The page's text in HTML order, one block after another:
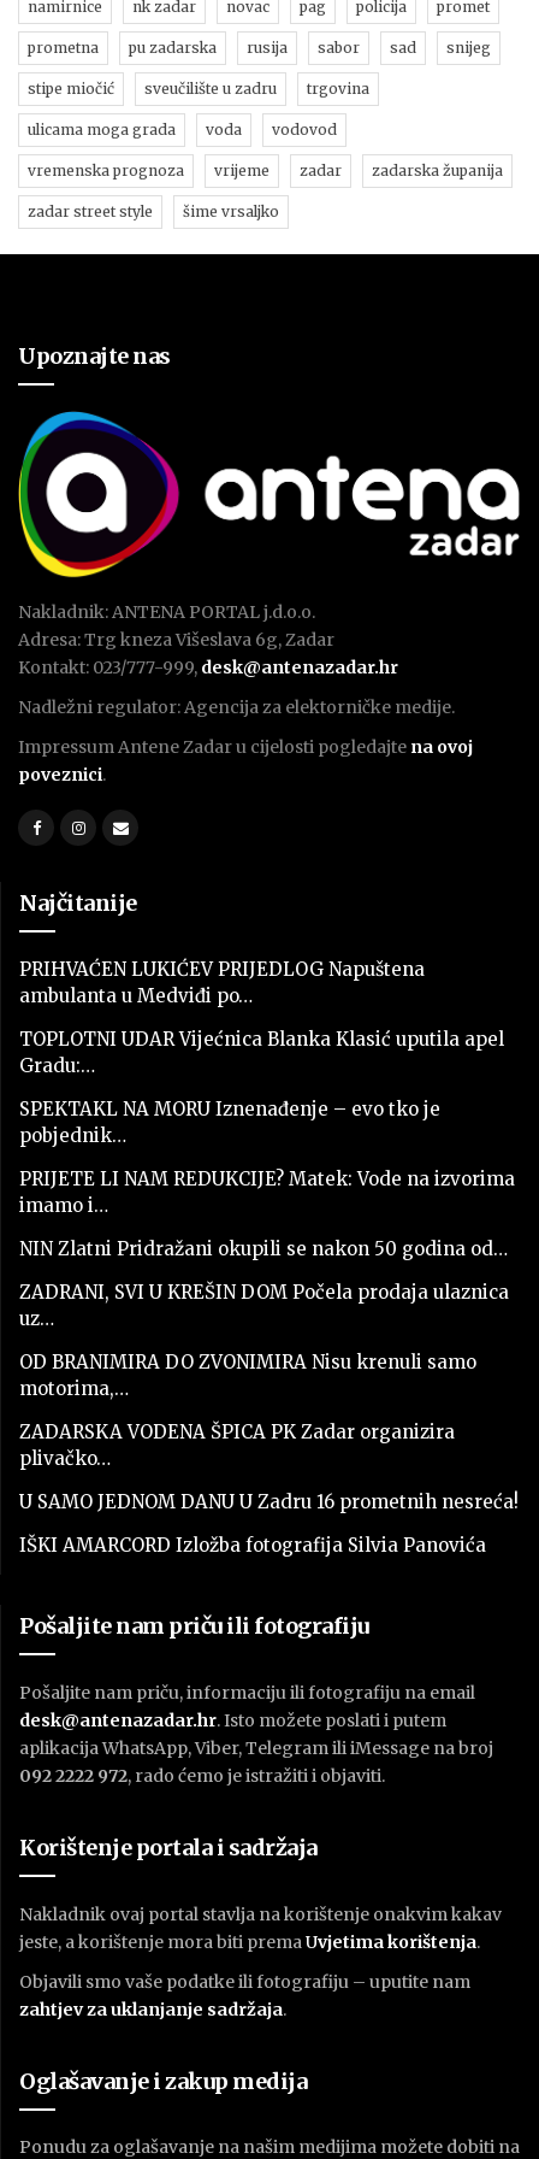
namirnice nk zadar novac pag policija promet
prometna pu zadarska rusija sabor sad snijeg
stipe miočić sveučilište u zadru trgovina
ulicama moga grada voda vodovod
vremenska prognoza vrijeme zadar zadarska županija
zadar street style šime vrsaljko
Upoznajte nas
Nakladnik: ANTENA PORTAL j.d.o.o.
Adresa: Trg kneza Višeslava 6g, Zadar
Kontakt: 023/777-999, desk@antenazadar.hr
Nadležni regulator: Agencija za elektorničke medije.
Impressum Antene Zadar u cijelosti pogledajte na ovoj
poveznici.
Najčitanije
PRIHVAĆEN LUKIĆEV PRIJEDLOG Napuštena
ambulanta u Medviđi po…
TOPLOTNI UDAR Vijećnica Blanka Klasić uputila apel
Gradu:…
SPEKTAKL NA MORU Iznenađenje – evo tko je
pobjednik…
PRIJETE LI NAM REDUKCIJE? Matek: Vode na izvorima
imamo i…
NIN Zlatni Pridražani okupili se nakon 50 godina od…
ZADRANI, SVI U KREŠIN DOM Počela prodaja ulaznica
uz…
OD BRANIMIRA DO ZVONIMIRA Nisu krenuli samo
motorima,…
ZADARSKA VODENA ŠPICA PK Zadar organizira
plivačko…
U SAMO JEDNOM DANU U Zadru 16 prometnih nesreća!
IŠKI AMARCORD Izložba fotografija Silvia Panovića
Pošaljite nam priču ili fotografiju
Pošaljite nam priču, informaciju ili fotografiju na email
desk@antenazadar.hr. Isto možete poslati i putem
aplikacija WhatsApp, Viber, Telegram ili iMessage na broj
092 2222 972, rado ćemo je istražiti i objaviti.
Korištenje portala i sadržaja
Nakladnik ovaj portal stavlja na korištenje onakvim kakav
jeste, a korištenje mora biti prema Uvjetima korištenja.
Objavili smo vaše podatke ili fotografiju – uputite nam
zahtjev za uklanjanje sadržaja.
Oglašavanje i zakup medija
Ponudu za oglašavanje na našim medijima možete dobiti na